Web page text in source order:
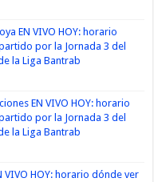
EN VIVO HOY: horario
por la Jornada 3 del
la Liga Bantrab
EN VIVO HOY: horario
por la Jornada 3 del
la Liga Bantrab
VIVO HOY: horario dónde ver